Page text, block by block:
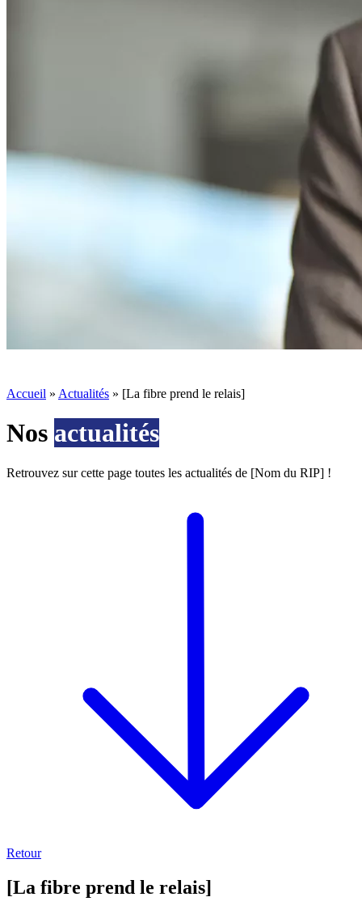
Accueil » Actualités » [La fibre prend le relais]
Nos actualités
Retrouvez sur cette page toutes les actualités de [Nom du RIP] !
Retour
[La fibre prend le relais]